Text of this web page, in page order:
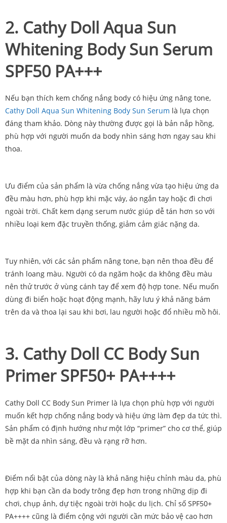
2. Cathy Doll Aqua Sun
Whitening Body Sun Serum
SPF50 PA+++
Nếu bạn thích kem chống nắng body có hiệu ứng nâng tone,
Cathy Doll Aqua Sun Whitening Body Sun Serum là lựa chọn
đáng tham khảo. Dòng này thường được gọi là bản nắp hồng,
phù hợp với người muốn da body nhìn sáng hơn ngay sau khi
thoa.
Ưu điểm của sản phẩm là vừa chống nắng vừa tạo hiệu ứng da
đều màu hơn, phù hợp khi mặc váy, áo ngắn tay hoặc đi chơi
ngoài trời. Chất kem dạng serum nước giúp dễ tán hơn so với
nhiều loại kem đặc truyền thống, giảm cảm giác nặng da.
Tuy nhiên, với các sản phẩm nâng tone, bạn nên thoa đều để
tránh loang màu. Người có da ngăm hoặc da không đều màu
nên thử trước ở vùng cánh tay để xem độ hợp tone. Nếu muốn
dùng đi biển hoặc hoạt động mạnh, hãy lưu ý khả năng bám
trên da và thoa lại sau khi bơi, lau người hoặc đổ nhiều mồ hôi.
3. Cathy Doll CC Body Sun
Primer SPF50+ PA++++
Cathy Doll CC Body Sun Primer là lựa chọn phù hợp với người
muốn kết hợp chống nắng body và hiệu ứng làm đẹp da tức thì.
Sản phẩm có định hướng như một lớp “primer” cho cơ thể, giúp
bề mặt da nhìn sáng, đều và rạng rỡ hơn.
Điểm nổi bật của dòng này là khả năng hiệu chỉnh màu da, phù
hợp khi bạn cần da body trông đẹp hơn trong những dịp đi
chơi, chụp ảnh, dự tiệc ngoài trời hoặc du lịch. Chỉ số SPF50+
PA++++ cũng là điểm cộng với người cần mức bảo vệ cao hơn